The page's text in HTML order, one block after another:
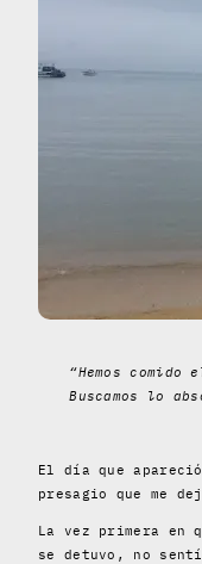
“Hemos
Buscamos lo
El día que
presagio que me
La vez primera en
se detuvo, no